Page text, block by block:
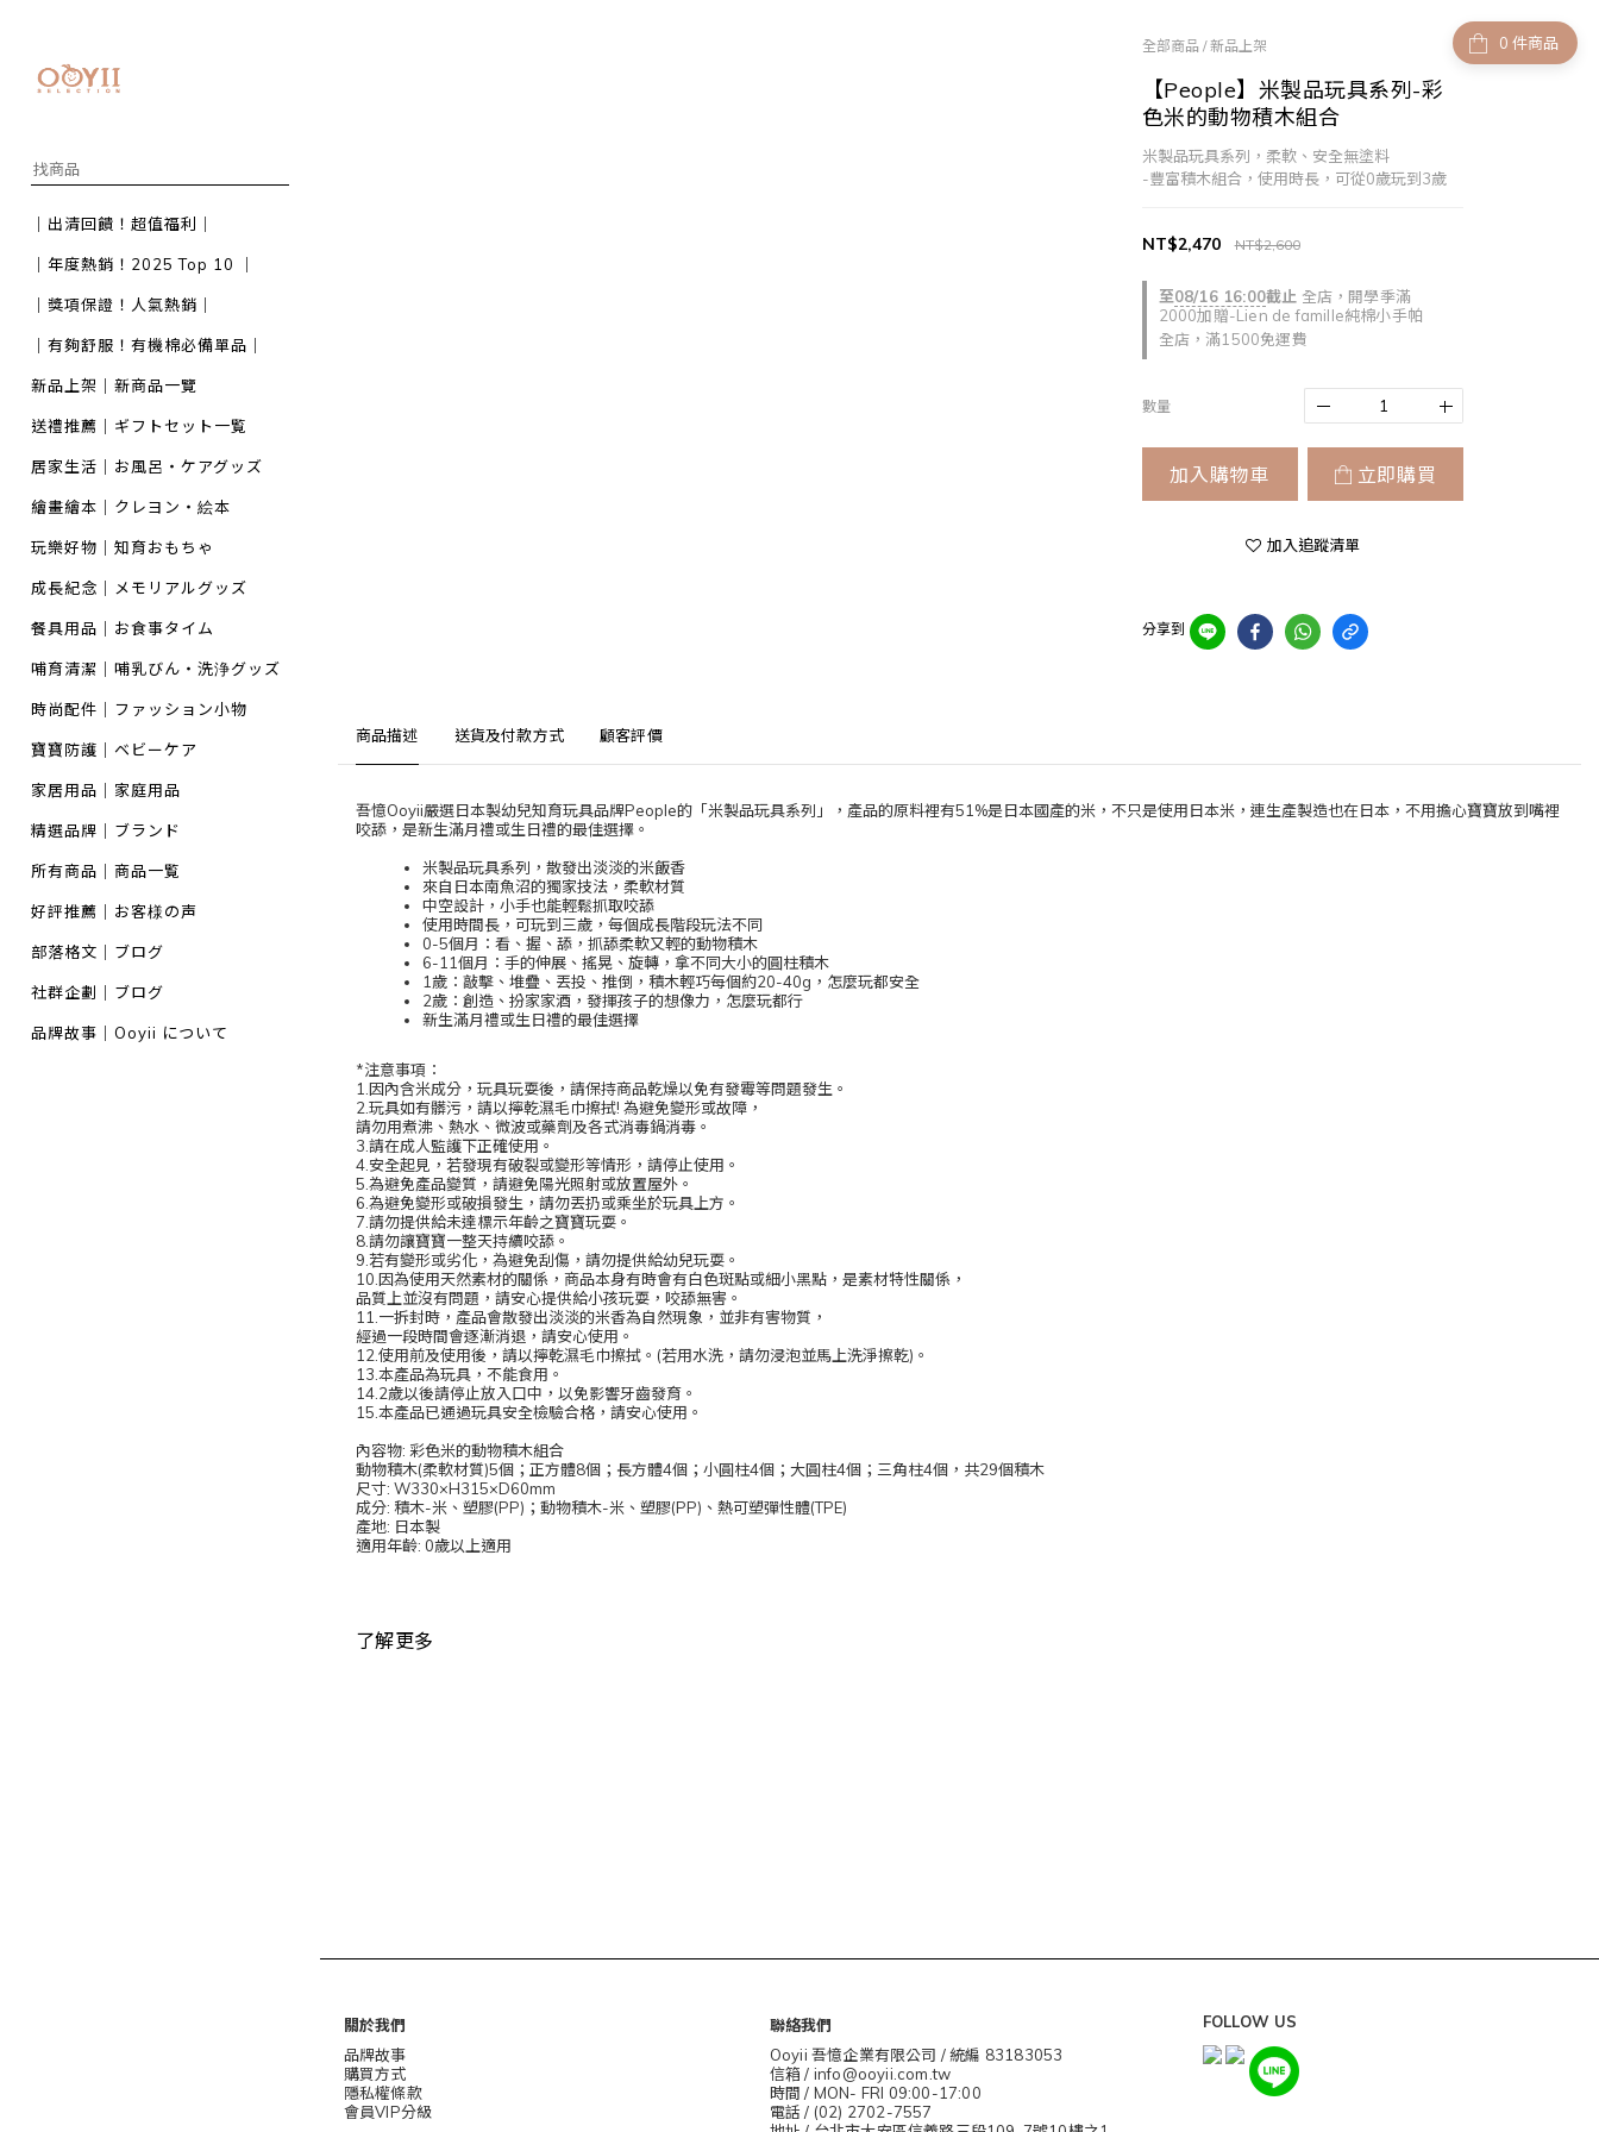
｜出清回饋！超值福利｜
｜年度熱銷！2025 Top 10 ｜
｜獎項保證！人氣熱銷｜
｜有夠舒服！有機棉必備單品｜
新品上架｜新商品一覽
送禮推薦｜ギフトセット一覧
居家生活｜お風呂・ケアグッズ
繪畫繪本｜クレヨン・絵本
玩樂好物｜知育おもちゃ
成長紀念｜メモリアルグッズ
餐具用品｜お食事タイム
哺育清潔｜哺乳びん・洗浄グッズ
時尚配件｜ファッション小物
寶寶防護｜ベビーケア
家居用品｜家庭用品
精選品牌｜ブランド
所有商品｜商品一覧
好評推薦｜お客様の声
部落格文｜ブログ
社群企劃｜ブログ
品牌故事｜Ooyii について
件商品
全部商品 /新品上架
【People】米製品玩具系列-彩
色米的動物積木組合
米製品玩具系列，柔軟、安全無塗料
-豐富積木組合，使用時長，可從0歲玩到3歲
至08/16 16:00截止 全店，開學季滿
2000加贈-Lien de famille純棉小手帕
全店，滿1500免運費
NT$2,600
NT$2,470
數量
加入購物車 立即購買
加入追蹤清單
分享到
商品描述 送貨及付款方式 顧客評價
吾憶Ooyii嚴選日本製幼兒知育玩具品牌People的「米製品玩具系列」，產品的原料裡有51%是日本國產的米，不只是使用日本米，連生產製造也在日本，不用擔心寶寶放到嘴裡
咬舔，是新生滿月禮或生日禮的最佳選擇。
米製品玩具系列，散發出淡淡的米飯香
來自日本南魚沼的獨家技法，柔軟材質
中空設計，小手也能輕鬆抓取咬舔
使用時間長，可玩到三歲，每個成長階段玩法不同
0-5個月：看、握、舔，抓舔柔軟又輕的動物積木
6-11個月：手的伸展、搖晃、旋轉，拿不同大小的圓柱積木
1歲：敲擊、堆疊、丟投、推倒，積木輕巧每個約20-40g，怎麼玩都安全
2歲：創造、扮家家酒，發揮孩子的想像力，怎麼玩都行
新生滿月禮或生日禮的最佳選擇
*注意事項：
1.因內含米成分，玩具玩耍後，請保持商品乾燥以免有發霉等問題發生。
2.玩具如有髒污，請以擰乾濕毛巾擦拭! 為避免變形或故障，
請勿用煮沸、熱水、微波或藥劑及各式消毒鍋消毒。
3.請在成人監護下正確使用。
4.安全起見，若發現有破裂或變形等情形，請停止使用。
5.為避免產品變質，請避免陽光照射或放置屋外。
6.為避免變形或破損發生，請勿丟扔或乘坐於玩具上方。
7.請勿提供給未達標示年齡之寶寶玩耍。
8.請勿讓寶寶一整天持續咬舔。
9.若有變形或劣化，為避免刮傷，請勿提供給幼兒玩耍。
10.因為使用天然素材的關係，商品本身有時會有白色斑點或細小黑點，是素材特性關係，
品質上並沒有問題，請安心提供給小孩玩耍，咬舔無害。
11.一拆封時，產品會散發出淡淡的米香為自然現象，並非有害物質，
經過一段時間會逐漸消退，請安心使用。
12.使用前及使用後，請以擰乾濕毛巾擦拭。(若用水洗，請勿浸泡並馬上洗淨擦乾)。
13.本產品為玩具，不能食用。
14.2歲以後請停止放入口中，以免影響牙齒發育。
15.本產品已通過玩具安全檢驗合格，請安心使用。
內容物: 彩色米的動物積木組合
動物積木(柔軟材質)5個；正方體8個；長方體4個；小圓柱4個；大圓柱4個；三角柱4個，共29個積木
尺寸: W330×H315×D60mm
成分: 積木-米、塑膠(PP)；動物積木-米、塑膠(PP)、熱可塑彈性體(TPE)
產地: 日本製
適用年齡: 0歲以上適用
了解更多
關於我們
品牌故事
購買方式
隱私權條款
會員VIP分級
聯絡我們
Ooyii 吾憶企業有限公司 / 統編 83183053
信箱 / info@ooyii.com.tw
時間 / MON- FRI 09:00-17:00
電話 / (02) 2702-7557
FOLLOW US